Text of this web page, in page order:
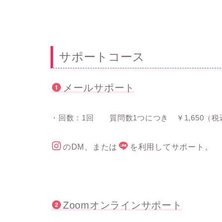
サポートコース
メールサポート
・回数：1回 質問数1つにつき ￥1,650（税
のDM、または を利用してサポート。
Zoomオンラインサポート